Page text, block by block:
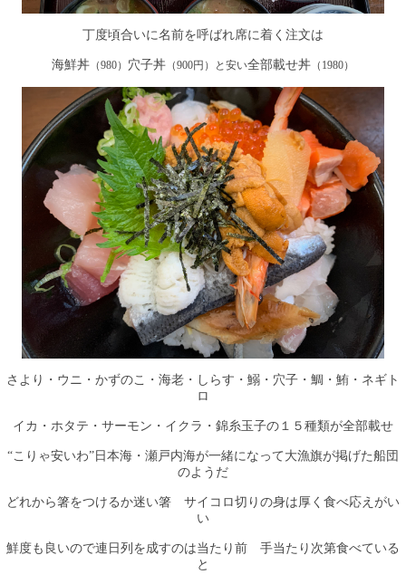
丁度頃合いに名前を呼ばれ席に着く注文は
海鮮丼 （980） 穴子丼 （900円）と安い全部載せ丼 （1980）
さより・ウニ・かずのこ・海老・しらす・鰯・穴子・鯛・鮪・ネギト
ロ
イカ・ホタテ・サーモン・イクラ・錦糸玉子の１５種類が全部載せ
“こりゃ安いわ”日本海・瀬戸内海が一緒になって大漁旗が掲げた船団
のようだ
どれから箸をつけるか迷い箸 サイコロ切りの身は厚く食べ応えがい
い
鮮度も良いので連日列を成すのは当たり前 手当たり次第食べている
と